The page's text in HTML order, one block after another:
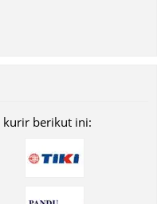
kurir berikut ini: